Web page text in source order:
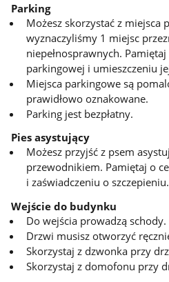
Parking
Możesz skorzystać z miejsca
wyznaczyliśmy 1 miejsc
niepełnosprawnych.
parkingowej i umieszczeniu
Miejsca parkingowe są
prawidłowo oznakowane.
Parking jest bezpłatny.
Pies asystujący
Możesz przyjść z psem
przewodnikiem. Pamiętaj o
i zaświadczeniu o szczepieniu.
Wejście do budynku
Do wejścia prowadzą schody.
Drzwi musisz otworzyć
Skorzystaj z dzwonka przy
Skorzystaj z domofonu przy